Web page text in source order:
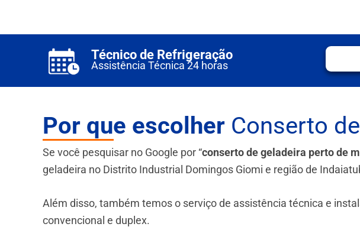
Técnico de Refrigeração
Assistência Técnica 24 horas
Por que escolher Conserto
Se você pesquisar no Google por “conserto de geladeira perto de
geladeira no Distrito Industrial Domingos Giomi e região de
Além disso, também temos o serviço de assistência técnica e
convencional e duplex.